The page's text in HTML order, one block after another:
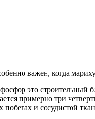
важен, когда
это строительный
примерно три
и сосудистой